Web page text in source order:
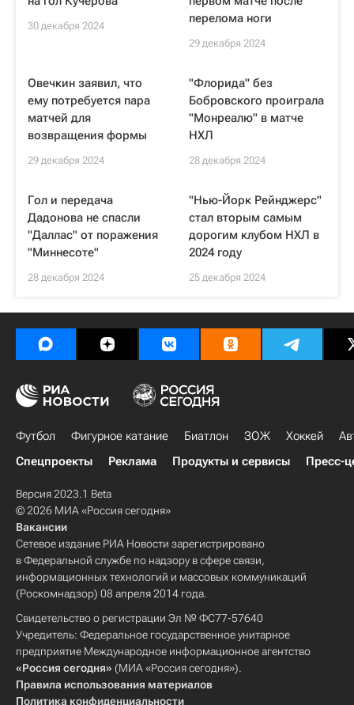
30 декабря 2024
перелома ноги
29 декабря 2024
Овечкин заявил, что
ему потребуется пара
матчей для
возвращения формы
29 декабря 2024
"Флорида" без
Бобровского проиграла
"Монреалю" в матче
НХЛ
28 декабря 2024
Гол и передача
Дадонова не спасли
"Даллас" от поражения
"Миннесоте"
28 декабря 2024
"Нью-Йорк Рейнджерс"
стал вторым самым
дорогим клубом НХЛ в
2024 году
25 декабря 2024
Футбол Фигурное катание Биатлон ЗОЖ Хоккей
Спецпроекты
Реклама Продукты и сервисы Пресс-
Версия 2023.1 Beta
© 2026 МИА «Россия сегодня»
Вакансии
Сетевое издание РИА Новости зарегистрировано
в Федеральной службе по надзору в сфере связи,
информационных технологий и массовых коммуникаций
(Роскомнадзор) 08 апреля 2014 года.
Свидетельство о регистрации Эл № ФС77-57640
Учредитель: Федеральное государственное унитарное
предприятие Международное информационное агентство
«Россия сегодня» (МИА «Россия сегодня»).
Правила использования материалов
Политика конфиденциальности